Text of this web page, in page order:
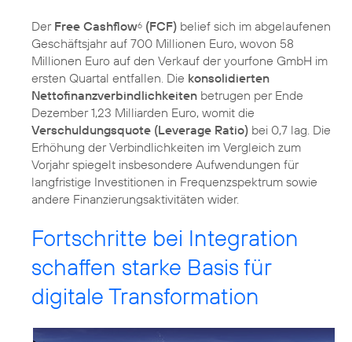
Der Free Cashflow6 (FCF) belief sich im abgelaufenen
Geschäftsjahr auf 700 Millionen Euro, wovon 58
Millionen Euro auf den Verkauf der yourfone GmbH im
ersten Quartal entfallen. Die konsolidierten
Nettofinanzverbindlichkeiten betrugen per Ende
Dezember 1,23 Milliarden Euro, womit die
Verschuldungsquote (Leverage Ratio) bei 0,7 lag. Die
Erhöhung der Verbindlichkeiten im Vergleich zum
Vorjahr spiegelt insbesondere Aufwendungen für
langfristige Investitionen in Frequenzspektrum sowie
andere Finanzierungsaktivitäten wider.
Fortschritte bei Integration
schaffen starke Basis für
digitale Transformation